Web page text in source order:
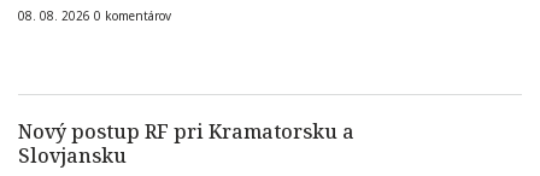
08. 08. 2026 0 komentárov
Nový postup RF pri Kramatorsku a
Slovjansku